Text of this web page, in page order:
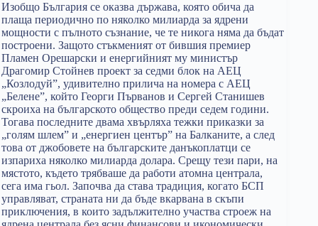
Изобщо България се оказва държава, която обича да
плаща периодично по няколко милиарда за ядрени
мощности с пълното съзнание, че те никога няма да бъдат
построени. Защото стъкменият от бившия премиер
Пламен Орешарски и енергийният му министър
Драгомир Стойнев проект за седми блок на АЕЦ
„Козлодуй”, удивително прилича на номера с АЕЦ
„Белене”, който Георги Първанов и Сергей Станишев
скроиха на българското общество преди седем години.
Тогава последните двама хвърляха тежки приказки за
„голям шлем” и „енергиен център” на Балканите, а след
това от джобовете на българските данъкоплатци се
изпариха няколко милиарда долара. Срещу тези пари, на
мястото, където трябваше да работи атомна централа,
сега има гьол. Започва да става традиция, когато БСП
управляват, страната ни да бъде вкарвана в скъпи
приключения, в които задължително участва строеж на